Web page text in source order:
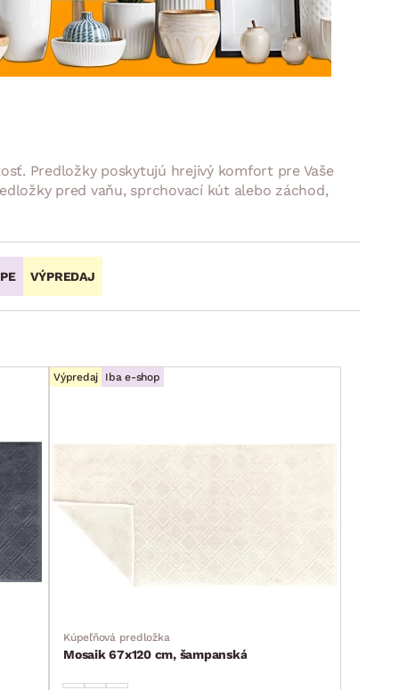
Zobrazit vše
VIANOCE
lehátka
doplnky
Predložky poskytujú hrejivý komfort pre Vaše
pred vaňu, sprchovací kút alebo záchod,
VÝPREDAJ
Výpredaj Iba e-shop
Kúpeľňová predložka
Mosaik 67x120 cm, šampanská